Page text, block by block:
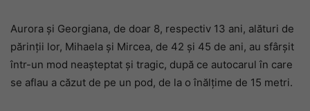
Aurora și Georgiana, de doar 8, respectiv 13 ani, alături de
părinții lor, Mihaela și Mircea, de 42 și 45 de ani, au sfârșit
într-un mod neașteptat și tragic, după ce autocarul în care
se aflau a căzut de pe un pod, de la o înălțime de 15 metri.